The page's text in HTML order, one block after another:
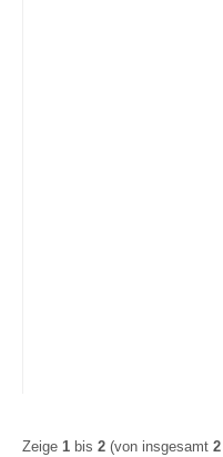
Zeige 1 bis 2 (von insgesamt 2